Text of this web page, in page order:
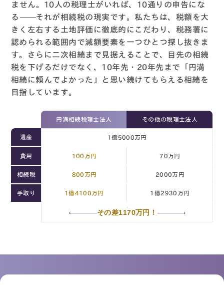
ません。10人の税理士がいれば、10通りの申告にな
る——それが相続税の現実です。私たちは、税額を大
きく左右する土地評価に徹底的にこだわり、税務署に
認められる範囲内で減額要素を一つひとつ探し抜きま
す。さらに二次相続まで見据えることで、目先の相続
税を下げるだけでなく、10年先・20年先まで「円満
相続に頼んでよかった」と思い続けてもらえる相続を
目指しています。
円満相続税理士法人 その他の税理士法人
遺産 1億5000万円
費用 100万円 70万円
相続税 800万円 2000万円
手取り 1億4100万円 1億2930万円
その差1170万円！